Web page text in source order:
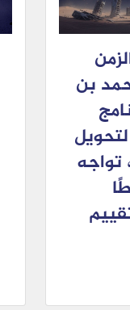
بن
2030» لتحويل
تواجه